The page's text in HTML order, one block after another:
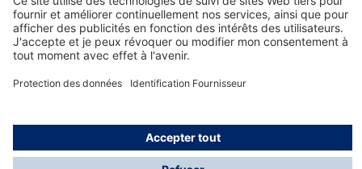
Informations sur les produits
© Dräger France SAS, 2024
*Prix hors taxe. Frais de gestion et de livraison standard